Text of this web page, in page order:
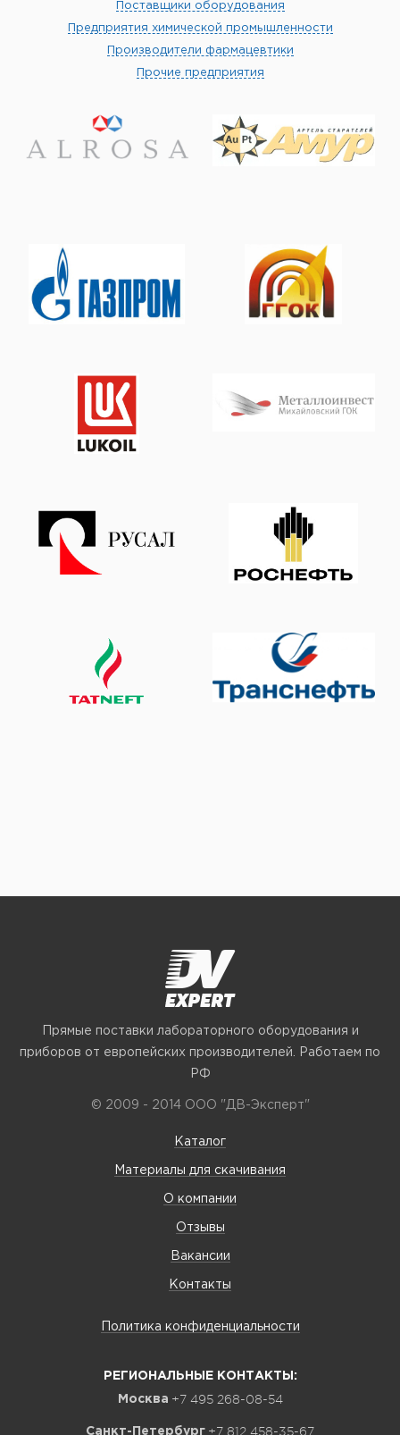
Поставщики оборудования
Предприятия химической промышленности
Производители фармацевтики
Прочие предприятия
Прямые поставки лабораторного оборудования и
приборов от европейских производителей. Работаем по
РФ
© 2009 - 2014 ООО "ДВ-Эксперт"
Каталог
Материалы для скачивания
О компании
Отзывы
Вакансии
Контакты
Политика конфиденциальности
РЕГИОНАЛЬНЫЕ КОНТАКТЫ:
Москва +7 495 268-08-54
Санкт-Петербург +7 812 458-35-67